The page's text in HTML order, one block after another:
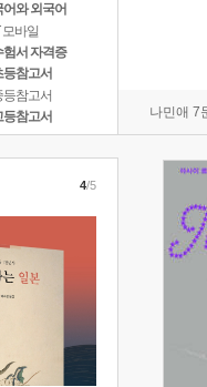
어와 외국어
모바일
험서 자격증
등참고서
등참고서
등참고서
나민애 7
4/5